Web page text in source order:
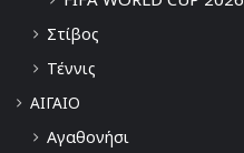
Στίβος
Τέννις
ΑΙΓΑΙΟ
Αγαθονήσι